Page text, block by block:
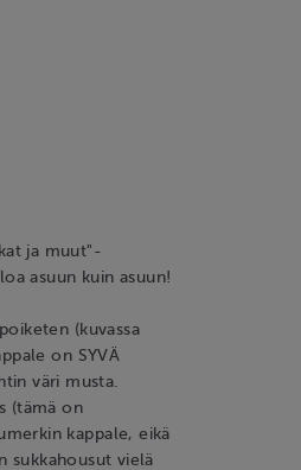
ja muut"-
asuun kuin asuun!
(kuvassa
on SYVÄ
väri musta.
(tämä on
kappale, eikä
sukkahousut vielä